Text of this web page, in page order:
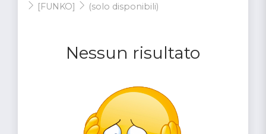
[FUNKO] (solo disponibili)
Nessun risultato